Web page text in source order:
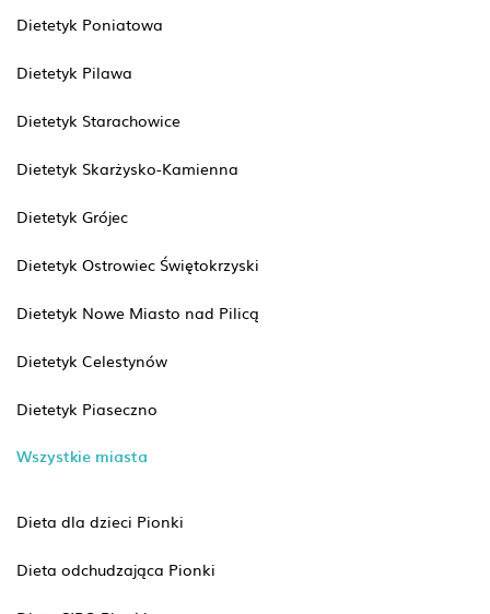
Dietetyk Poniatowa
Dietetyk Pilawa
Dietetyk Starachowice
Dietetyk Skarżysko-Kamienna
Dietetyk Grójec
Dietetyk Ostrowiec Świętokrzyski
Dietetyk Nowe Miasto nad Pilicą
Dietetyk Celestynów
Dietetyk Piaseczno
Wszystkie miasta
Dieta dla dzieci Pionki
Dieta odchudzająca Pionki